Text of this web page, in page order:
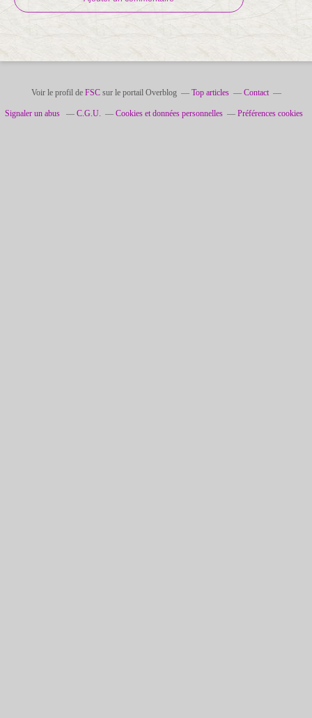
Voir le profil de FSCsur le portail Overblog Top articles Contact
Signaler un abus C.G.U. Cookies et données personnelles Préférences cookies